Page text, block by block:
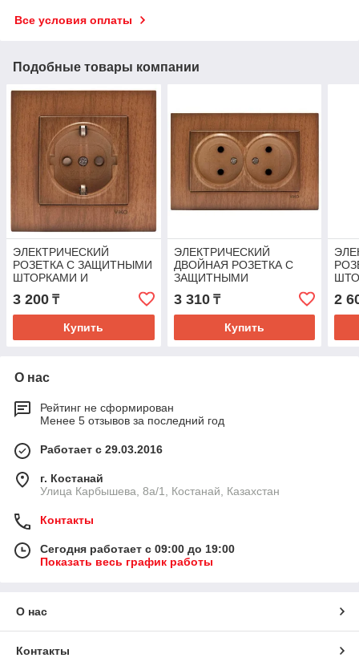
Все условия оплаты
Подобные товары компании
ЭЛЕКТРИЧЕСКИЙ
РОЗЕТКА С ЗАЩИТНЫМИ
ШТОРКАМИ И
ЗАЗЕМЛЕНИЕМ NOVELLA
CEVIZ
3 200 ₸
Купить
ЭЛЕКТРИЧЕСКИЙ
ДВОЙНАЯ РОЗЕТКА С
ЗАЩИТНЫМИ
ШТОРКАМИ NOVELLA
CEVIZ
3 310₸
Купить
2
О нас
Рейтинг не сформирован
Менее 5 отзывов за последний год
Работает с 29.03.2016
г. Костанай
Улица Карбышева, 8а/1, Костанай, Казахстан
Контакты
Сегодня работает с 09:00 до 19:00
Показать весь график работы
О нас
Контакты